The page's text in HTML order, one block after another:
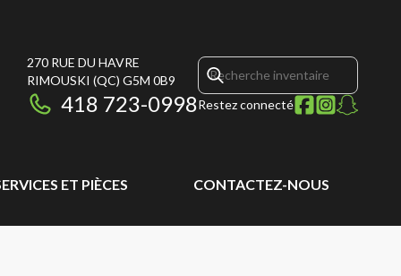
270 RUE DU HAVRE
RIMOUSKI (QC) G5M 0B9
418 723-0998Restez connecté
ET PIÈCES CONTACTEZ-NOUS